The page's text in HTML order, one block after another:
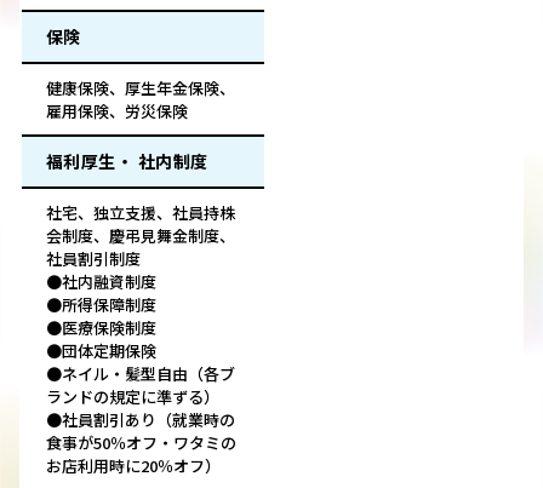
保険
健康保険、厚生年金保険、
雇用保険、労災保険
福利厚生・ 社内制度
社宅、独立支援、社員持株
会制度、慶弔見舞金制度、
社員割引制度
●社内融資制度
●所得保障制度
●医療保険制度
●団体定期保険
●ネイル・髪型自由（各ブ
ランドの規定に準ずる）
●社員割引あり（就業時の
食事が50％オフ・ワタミの
お店利用時に20％オフ）